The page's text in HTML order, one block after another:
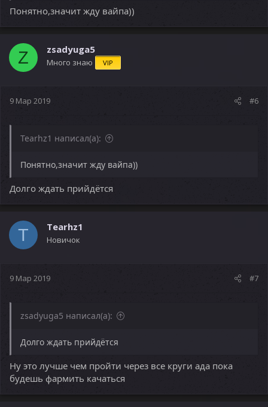
Понятно,значит жду вайпа))
Z zsadyuga5
Много знаю VIP
9 Мар 2019 #6
Tearhz1 написал(а):
Понятно,значит жду вайпа))
Долго ждать прийдётся
T Tearhz1
Новичок
9 Мар 2019 #7
zsadyuga5 написал(а):
Долго ждать прийдётся
Ну это лучше чем пройти через все круги ада пока
будешь фармить качаться